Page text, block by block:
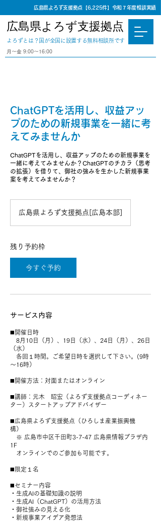
広島県よろず支援拠点【6,225件】令和７年度相談実績
広島県よろず支援拠点
​よろずとは？国が全国に設置する無料相談所です
⽉〜⾦ 9:00〜16:00
ChatGPTを活用し、収益アッ
プのための新規事業を一緒に考
えてみませんか
ChatGPTを活用し、収益アップのための新規事業を
一緒に考えてみませんか？ChatGPTのチカラ（思考
の拡張）を借りて、御社の強みを生かした新規事業
案を考えてみませんか？
広島県よろず支援拠点[広島本部]
残り予約枠
今すぐ予約
サービス内容
◼️開催日時
8月10日（月）、19日（水）、24日（月）、26日
（水）
各回１時間。ご希望日時を選択して下さい。(9時
～16時）
◼️開催方法：対面またはオンライン
◼️講師：元木 昭宏（よろず支援拠点コーディネー
ター）スタートアップアドバイザー
◼️広島県よろず支援拠点（ひろしま産業振興機
構）
※ 広島市中区千田町3-7-47 広島県情報プラザ内
1F
オンラインでのご参加も可能です。
◼️限定１名
◼️セミナー内容
・生成AIの基礎知識の説明
・生成AI（ChatGPT）の活用方法
・御社強みの見える化